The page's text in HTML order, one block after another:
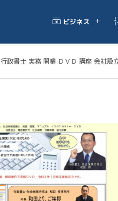
ビジネス
行政書士 実務 開業 ＤＶＤ 講座 会社設